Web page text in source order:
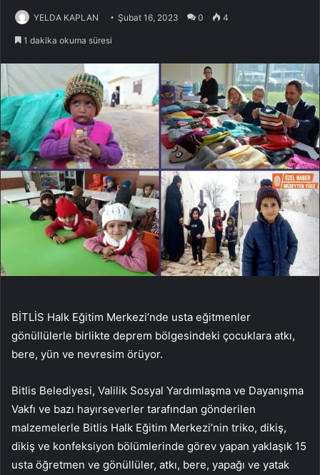
YELDA KAPLAN Şubat 16, 2023 0 4
1 dakika okuma süresi
BİTLİS Halk Eğitim Merkezi’nde usta eğitmenler
gönüllülerle birlikte deprem bölgesindeki çocuklara atkı,
bere, yün ve nevresim örüyor.
Bitlis Belediyesi, Valilik Sosyal Yardımlaşma ve Dayanışma
Vakfı ve bazı hayırseverler tarafından gönderilen
malzemelerle Bitlis Halk Eğitim Merkezi’nin triko, dikiş,
dikiş ve konfeksiyon bölümlerinde görev yapan yaklaşık 15
usta öğretmen ve gönüllüler, atkı, bere, yapağı ve yatak